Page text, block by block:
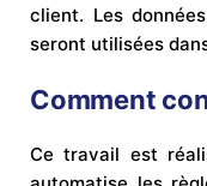
client. Les
seront utilisées
Comment
Ce travail est